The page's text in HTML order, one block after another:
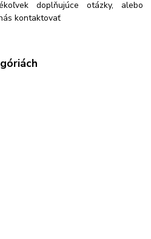
doplňujúce otázky, alebo
kontaktovať